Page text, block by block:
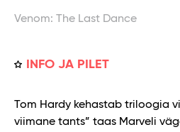
Venom: The Last Dance
INFO JA PILET
Tom Hardy kehastab triloogia
viimane tants” taas Marveli